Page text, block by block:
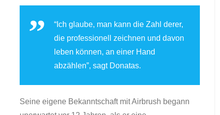
“Ich glaube, man kann die Zahl derer,
die professionell zeichnen und davon
leben können, an einer Hand
abzählen”, sagt Donatas.
Seine eigene Bekanntschaft mit Airbrush begann